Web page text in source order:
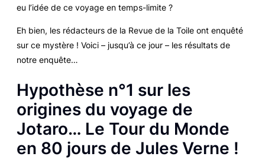
eu l’idée de ce voyage en temps-limite ?
Eh bien, les rédacteurs de la Revue de la Toile ont enquêté
sur ce mystère ! Voici – jusqu’à ce jour – les résultats de
notre enquête…
Hypothèse n°1 sur les
origines du voyage de
Jotaro… Le Tour du Monde
en 80 jours de Jules Verne !